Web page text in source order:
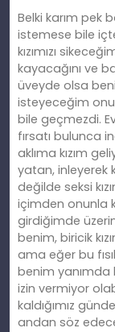
Belki karım pek
istemese bile
kızımızı
kayacağını ve
üveyde olsa
isteyeceğim
bile geçmezdi.
fırsatı bulunca
aklıma kızım
yatan, inleyerek
değilde seksi
içimden onunla
girdiğimde
benim, biricik
ama eğer bu
benim
izin vermiyor
kaldığımız
andan söz